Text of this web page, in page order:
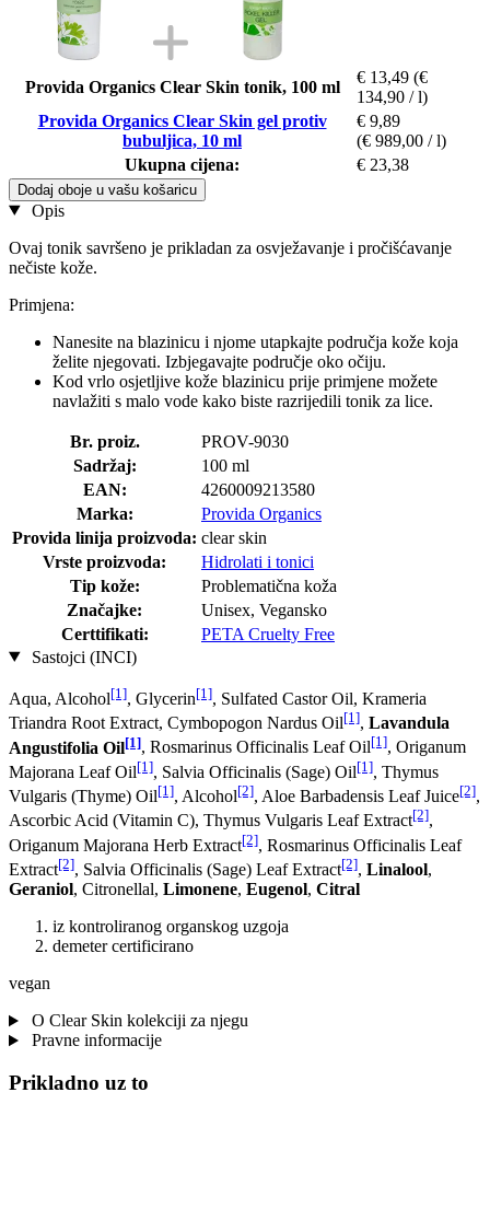
Provida Organics Clear Skin tonik, 100 ml
€ 13,49 (€
134,90 / l)
Provida Organics Clear Skin gel protiv
bubuljica, 10 ml
€ 9,89
(€ 989,00 / l)
Ukupna cijena:
€ 23,38
Dodaj oboje u vašu košaricu
Opis
Ovaj tonik savršeno je prikladan za osvježavanje i pročišćavanje
nečiste kože.
Primjena:
Nanesite na blazinicu i njome utapkajte područja kože koja
želite njegovati. Izbjegavajte područje oko očiju.
Kod vrlo osjetljive kože blazinicu prije primjene možete
navlažiti s malo vode kako biste razrijedili tonik za lice.
Br. proiz.
PROV-9030
Sadržaj:
100 ml
EAN:
4260009213580
Marka:
Provida Organics
Provida linija proizvoda: clear skin
Vrste proizvoda:
Hidrolati i tonici
Tip kože:
Problematična koža
Značajke:
Unisex, Vegansko
Certtifikati:
PETA Cruelty Free
Sastojci (INCI)
Aqua, Alcohol[1], Glycerin[1], Sulfated Castor Oil, Krameria
Triandra Root Extract, Cymbopogon Nardus Oil[1], Lavandula
Angustifolia Oil[1], Rosmarinus Officinalis Leaf Oil[1], Origanum
Majorana Leaf Oil[1], Salvia Officinalis (Sage) Oil[1], Thymus
Vulgaris (Thyme) Oil[1], Alcohol[2], Aloe Barbadensis Leaf Juice[2],
Ascorbic Acid (Vitamin C), Thymus Vulgaris Leaf Extract[2],
Origanum Majorana Herb Extract[2], Rosmarinus Officinalis Leaf
Extract[2], Salvia Officinalis (Sage) Leaf Extract[2], Linalool,
Geraniol, Citronellal, Limonene, Eugenol, Citral
iz kontroliranog organskog uzgoja
demeter certificirano
vegan
O Clear Skin kolekciji za njegu
Pravne informacije
Prikladno uz to